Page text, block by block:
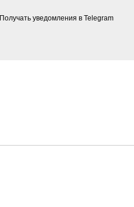
Получать уведомления в Telegram